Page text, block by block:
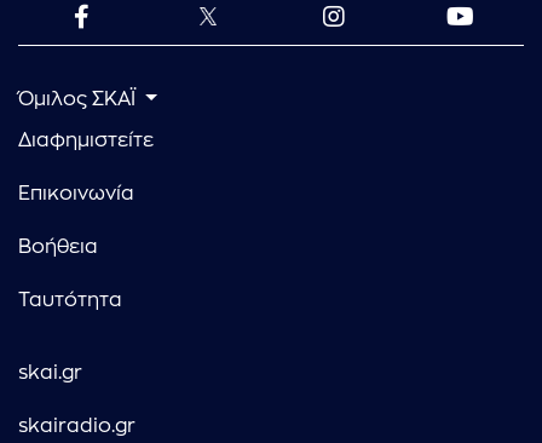
Όμιλος ΣΚΑΪ
Διαφημιστείτε
Επικοινωνία
Βοήθεια
Ταυτότητα
skai.gr
skairadio.gr